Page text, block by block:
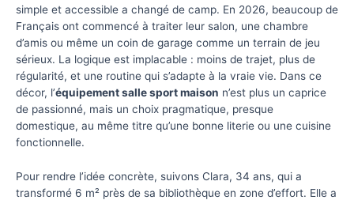
simple et accessible a changé de camp. En 2026, beaucoup de
Français ont commencé à traiter leur salon, une chambre
d’amis ou même un coin de garage comme un terrain de jeu
sérieux. La logique est implacable : moins de trajet, plus de
régularité, et une routine qui s’adapte à la vraie vie. Dans ce
décor, l’équipement salle sport maison n’est plus un caprice
de passionné, mais un choix pragmatique, presque
domestique, au même titre qu’une bonne literie ou une cuisine
fonctionnelle.
Pour rendre l’idée concrète, suivons Clara, 34 ans, qui a
transformé 6 m² près de sa bibliothèque en zone d’effort. Elle a